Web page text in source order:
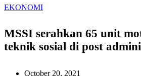
EKONOMI
MSSI serahkan 65 unit
teknik sosial di post
October 20, 2021